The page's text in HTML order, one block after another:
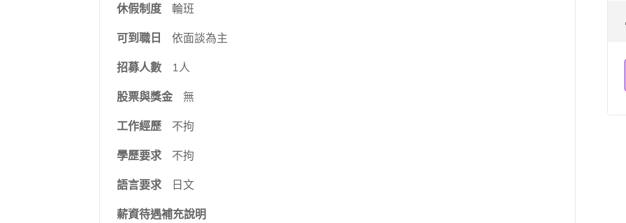
休假制度
輪班
可到職日
依面談為主
招募人數
1人
股票與獎金
無
工作經歷
不拘
學歷要求
不拘
語言要求
日文
薪資待遇補充說明